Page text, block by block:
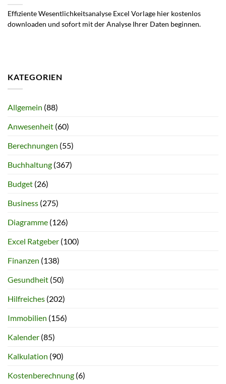
Effiziente Wesentlichkeitsanalyse Excel Vorlage hier kostenlos
downloaden und sofort mit der Analyse Ihrer Daten beginnen.
KATEGORIEN
Allgemein (88)
Anwesenheit (60)
Berechnungen (55)
Buchhaltung (367)
Budget (26)
Business (275)
Diagramme (126)
Excel Ratgeber (100)
Finanzen (138)
Gesundheit (50)
Hilfreiches (202)
Immobilien (156)
Kalender (85)
Kalkulation (90)
Kostenberechnung (6)